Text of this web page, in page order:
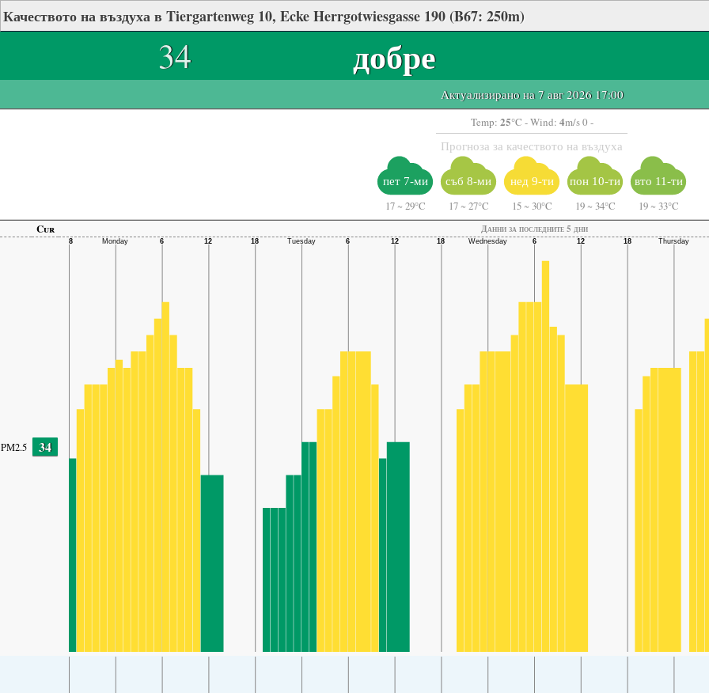
Качеството на въздуха в Tiergartenweg 10, Ecke Herrgotwiesgasse 190 (B67: 250m)
34 добре
Актуализирано на 7 авг 2026 17:00
Temp: 25°C - Wind: 4m/s 0 -
Прогноза за качеството на въздуха
пет 7-ми
17 ~ 29°C
съб 8-ми
17 ~ 27°C
нед 9-ти
15 ~ 30°C
пон 10-ти
19 ~ 34°C
вто 11-ти
19 ~ 33°C
Cur
Данни за последните 5 дни
PM2.5 34